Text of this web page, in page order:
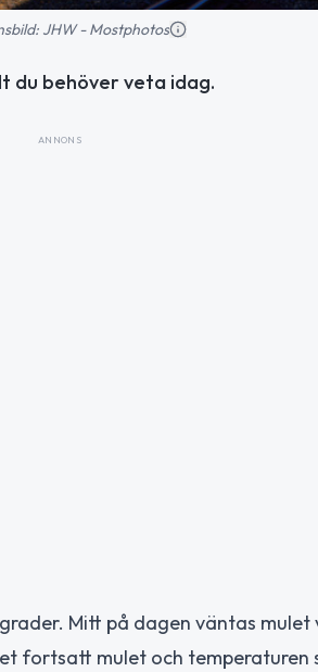
JHW - Mostphotos
du behöver veta idag.
ANNONS
Mitt på dagen väntas
fortsatt mulet och temperaturen